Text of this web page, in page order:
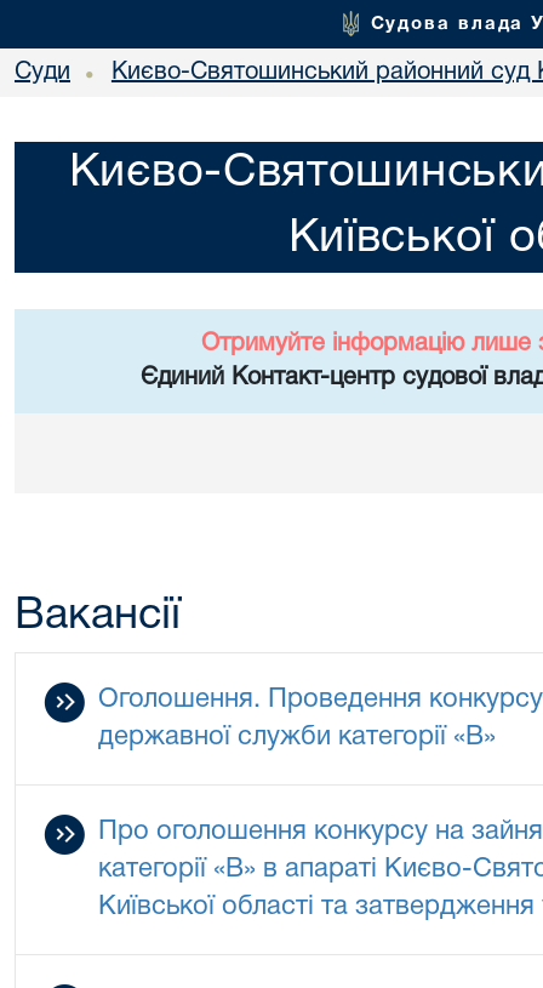
Судова влада
Суди • Києво-Святошинський районний суд
Києво-
Київської
Отримуйте інформацію лише
Єдиний Контакт-центр судової
Вакансії
Оголошення. Проведення
державної служби категорії «В»
Про оголошення конкурсу на
категорії «В» в апараті Києво-
Київської області та